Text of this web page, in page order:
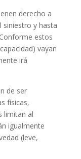
derecho a
siniestro y hasta
estos
vayan
irá
de ser
físicas,
limitan al
igualmente
(leve,